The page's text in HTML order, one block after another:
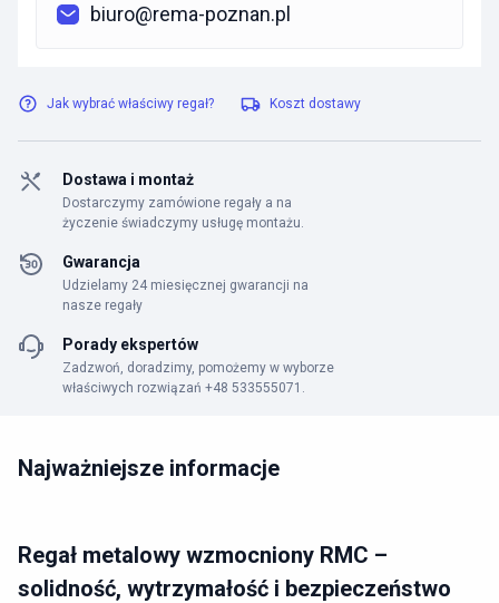
biuro@rema-poznan.pl
Jak wybrać właściwy regał? Koszt dostawy
Dostawa i montaż
Dostarczymy zamówione regały a na
życzenie świadczymy usługę montażu.
Gwarancja
Udzielamy 24 miesięcznej gwarancji na
nasze regały
Porady ekspertów
Zadzwoń, doradzimy, pomożemy w wyborze
właściwych rozwiązań +48 533555071.
Najważniejsze informacje
Regał metalowy wzmocniony RMC –
solidność, wytrzymałość i bezpieczeństwo